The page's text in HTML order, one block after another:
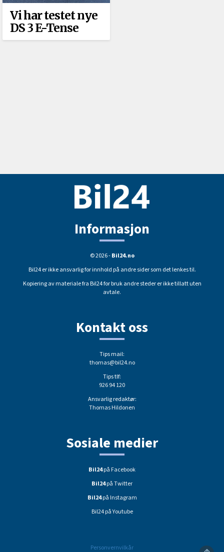
Vi har testet nye
DS 3 E-Tense
Informasjon
© 2026 -Bil24.no
Bil24 er ikke ansvarlig for innhold på andre sider som det lenkes til.
Kopiering av materiale fra Bil24 for bruk andre steder er ikke tillatt uten
avtale.
Kontakt oss
Tips mail:
thomas@bil24.no
Tips tlf:
926 94 120
Ansvarlig redaktør:
Thomas Hildonen
Sosiale medier
Bil24på Facebook
Bil24på Twitter
Bil24på Instagram
Bil24 på Youtube
Personvernvilkår